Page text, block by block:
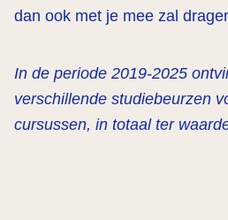
dan ook met je mee zal
In de periode 2019-2025
verschillende studiebeurzen
cursussen, in totaal ter